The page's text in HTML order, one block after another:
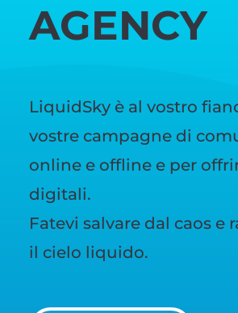
AGENCY
LiquidSky è al vostro
vostre campagne di
online e offline e per
digitali.
Fatevi salvare dal caos e
il cielo liquido.